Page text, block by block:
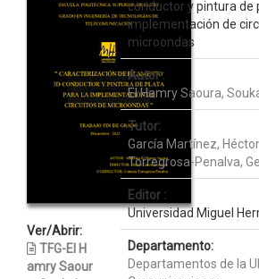
Ver/Abrir:
TFG-El H
amry Saour
conductor y pintura de
implementación de
microondas
Autor :
El Hamry Saoura,
Tutor:
García Martínez, Héctor
Torregrosa-Penalva,
Editor :
Universidad Miguel
Departamento:
Departamentos de la